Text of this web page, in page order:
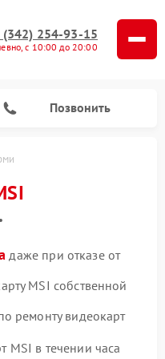
(342) 254-93-15
с 10:00 до 20:00
Позвонить
даже при отказе от
MSI собственной
ремонту видеокарт
MSI в течении часа